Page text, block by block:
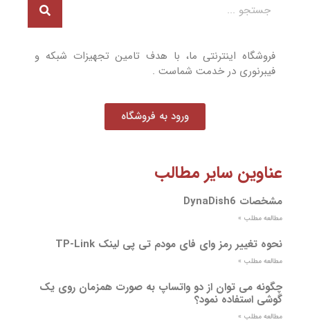
فروشگاه اینترنتی ما، با هدف تامین تجهیزات شبکه و
فیبرنوری در خدمت شماست .
ورود به فروشگاه
عناوین سایر مطالب
مشخصات DynaDish6
مطالعه مطلب »
نحوه تغییر رمز وای فای مودم تی پی لینک TP-Link
مطالعه مطلب »
چگونه می توان از دو واتساپ به صورت همزمان روی یک
گوشی استفاده نمود؟
مطالعه مطلب »